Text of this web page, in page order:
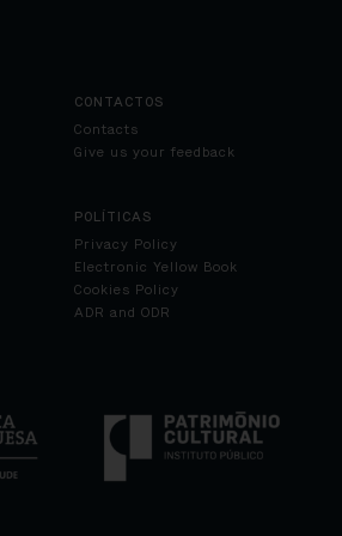
CONTACTOS
Contacts
Give us your feedback
POLÍTICAS
Privacy Policy
Electronic Yellow Book
Cookies Policy
ADR and ODR